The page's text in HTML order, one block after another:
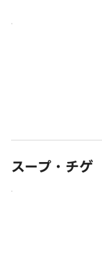
スープ・チゲ